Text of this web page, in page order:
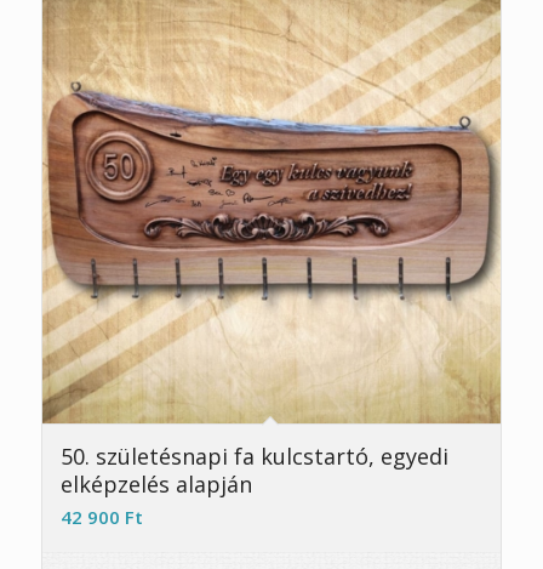
50. születésnapi fa kulcstartó, egyedi
elképzelés alapján
42 900 Ft